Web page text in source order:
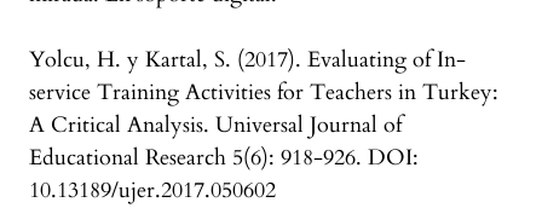
Yolcu, H. y Kartal, S. (2017). Evaluating of In-
service Training Activities for Teachers in Turkey:
A Critical Analysis. Universal Journal of
Educational Research 5(6): 918-926. DOI:
10.13189/ujer.2017.050602